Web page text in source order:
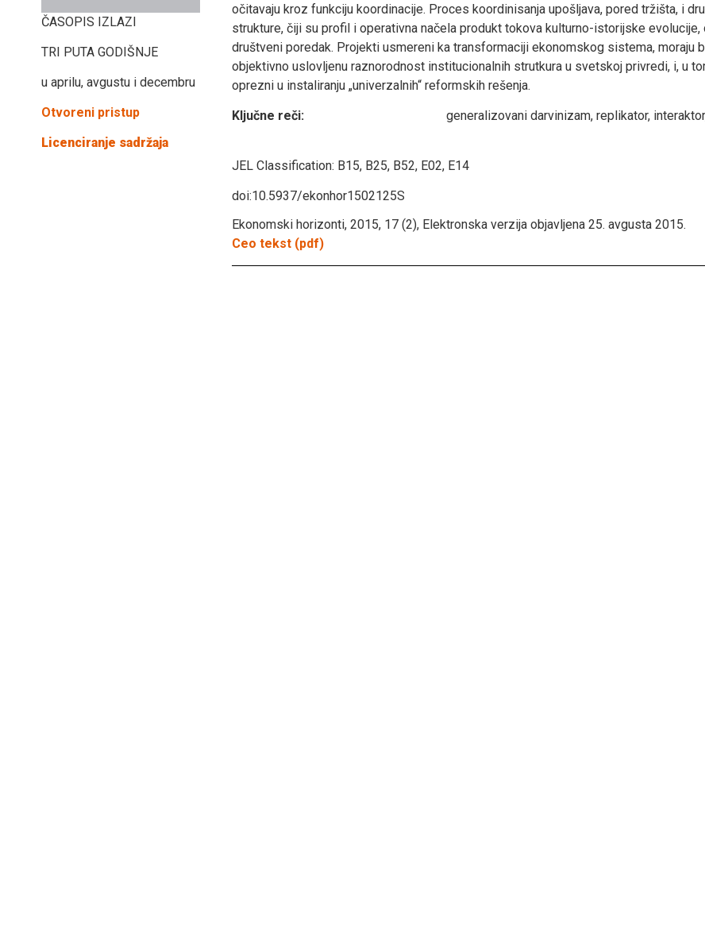
ČASOPIS IZLAZI
TRI PUTA GODIŠNJE
u aprilu, avgustu i decembru
Otvoreni pristup
Licenciranje sadržaja
očitavaju kroz funkciju koordinacije. Proces koordinisanja upošljava, pored tržišta, i
strukture, čiji su profil i operativna načela produkt tokova kulturno-istorijske
društveni poredak. Projekti usmereni ka transformaciji ekonomskog sistema, moraju
objektivno uslovljenu raznorodnost institucionalnih strutkura u svetskoj privredi, i, u
oprezni u instaliranju „univerzalnih“ reformskih rešenja.
Ključne reči:
generalizovani darvinizam, replikator,
JEL Classification: B15, B25, B52, E02, E14
doi:10.5937/ekonhor1502125S
Ekonomski horizonti, 2015, 17 (2), Elektronska verzija objavljena 25. avgusta 2015.
Ceo tekst (pdf)